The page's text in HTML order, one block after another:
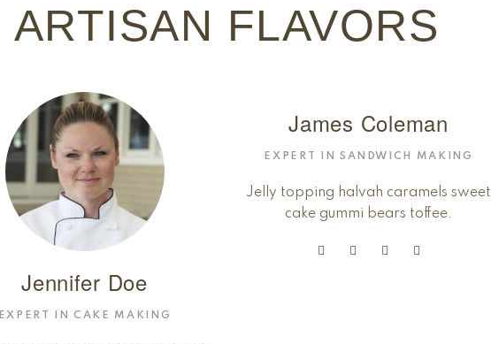
ARTISAN FLAVORS
Jennifer Doe
EXPERT IN CAKE MAKING
James Coleman
EXPERT IN SANDWICH MAKING
Jelly topping halvah caramels sweet
cake gummi bears toffee.